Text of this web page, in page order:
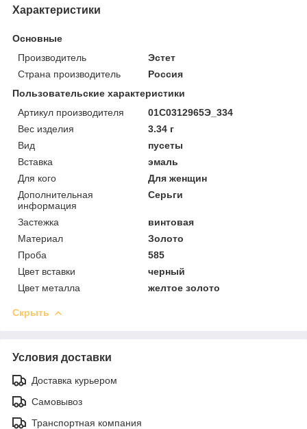
Характеристики
Основные
Производитель
Эстет
Страна производитель
Россия
Пользовательские характеристики
Артикул производителя
01С0312965Э_334
Вес изделия
3.34 г
Вид
пусеты
Вставка
эмаль
Для кого
Для женщин
Дополнительная
информация
Серьги
Застежка
винтовая
Материал
Золото
Проба
585
Цвет вставки
черный
Цвет металла
желтое золото
Скрыть
Условия доставки
Доставка курьером
Самовывоз
Транспортная компания